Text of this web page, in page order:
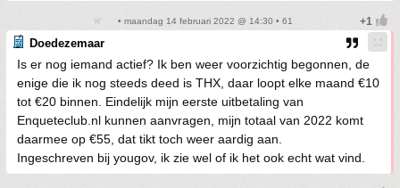
• maandag 14 februari 2022 @ 14:30 • 61
Doedezemaar
Is er nog iemand actief? Ik ben weer voorzichtig begonnen, de
enige die ik nog steeds deed is THX, daar loopt elke maand €10
tot €20 binnen. Eindelijk mijn eerste uitbetaling van
Enqueteclub.nl kunnen aanvragen, mijn totaal van 2022 komt
daarmee op €55, dat tikt toch weer aardig aan.
Ingeschreven bij yougov, ik zie wel of ik het ook echt wat vind.